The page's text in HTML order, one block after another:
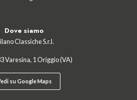
Dove siamo
Classiche S.r.l.
Varesina, 1 Origgio (VA)
su Google Maps